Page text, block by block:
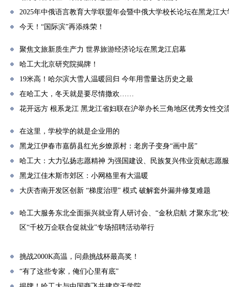
2025年中俄语言教育大学联盟年会暨中俄大学校长论坛在黑龙江大
今天！“国际滨”再添殊荣！
聚焦文旅新质生产力 世界旅游经济论坛在黑龙江启幕
哈工大北京研究院揭牌！
19米高！哈尔滨大雪人温暖回归 今年用雪量达历史之最
在哈工大，冬天就是要尽情撒欢……
花开远方 根系龙江 黑龙江省妇联在沪举办长三角地区优秀女性交
在这里，学校学的就是企业用的
黑龙江伊春市嘉荫县红光乡燎原村：老房子变身“画中居”
哈工大：大力弘扬志愿精神 为强国建设、民族复兴伟业贡献志愿
黑龙江佳木斯市郊区：小网格里有大温暖
大庆杏南开发区创新 “梯度治理” 模式 破解套外漏井修复难题
哈工大服务东北全面振兴就业育人研讨会、“金秋启航 才聚东北”
区“千校万企联合促就业”专场招聘活动举行
挑战2000K高温，问鼎挑战杯最高奖！
“有了这些专家，俺们心里有底”